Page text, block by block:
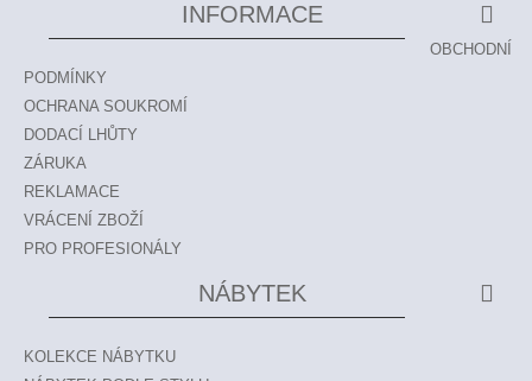
INFORMACE
OBCHODNÍ
PODMÍNKY
OCHRANA SOUKROMÍ
DODACÍ LHŮTY
ZÁRUKA
REKLAMACE
VRÁCENÍ ZBOŽÍ
PRO PROFESIONÁLY
NÁBYTEK
KOLEKCE NÁBYTKU